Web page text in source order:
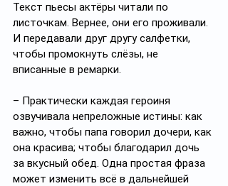
Текст пьесы актёры читали по
листочкам. Вернее, они его проживали.
И передавали друг другу салфетки,
чтобы промокнуть слёзы, не
вписанные в ремарки.
– Практически каждая героиня
озвучивала непреложные истины: как
важно, чтобы папа говорил дочери, как
она красива; чтобы благодарил дочь
за вкусный обед. Одна простая фраза
может изменить всё в дальнейшей